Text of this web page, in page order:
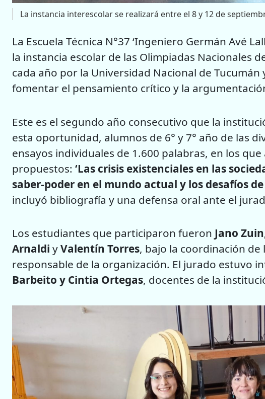
La instancia interescolar se realizará entre el 8 y 12 de
La Escuela Técnica N°37 ‘Ingeniero Germán Avé
la instancia escolar de las Olimpiadas Nacionales
cada año por la Universidad Nacional de
fomentar el pensamiento crítico y la
Este es el segundo año consecutivo que la
esta oportunidad, alumnos de 6° y 7° año de las
ensayos individuales de 1.600 palabras, en los
propuestos: ‘Las crisis existenciales en las
saber-poder en el mundo actual y los desafíos
incluyó bibliografía y una defensa oral ante el
Los estudiantes que participaron fueron Jano
Arnaldi yValentín Torres, bajo la coordinación de
responsable de la organización. El jurado estuvo
Barbeito y Cintia Ortegas, docentes de la